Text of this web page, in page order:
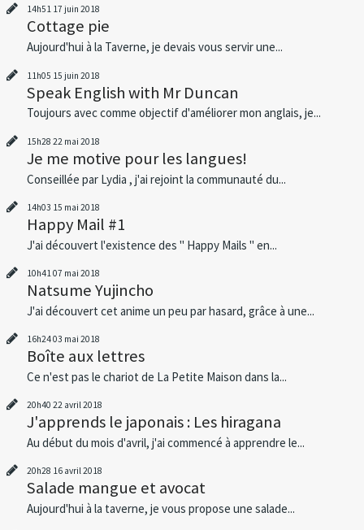
14h51 17 juin 2018
Cottage pie
Aujourd'hui à la Taverne, je devais vous servir une...
11h05 15 juin 2018
Speak English with Mr Duncan
Toujours avec comme objectif d'améliorer mon anglais, je...
15h28 22 mai 2018
Je me motive pour les langues!
Conseillée par Lydia , j'ai rejoint la communauté du...
14h03 15 mai 2018
Happy Mail #1
J'ai découvert l'existence des " Happy Mails " en...
10h4107 mai 2018
Natsume Yujincho
J'ai découvert cet anime un peu par hasard, grâce à une...
16h2403 mai 2018
Boîte aux lettres
Ce n'est pas le chariot de La Petite Maison dans la...
20h40 22 avril 2018
J'apprends le japonais : Les hiragana
Au début du mois d'avril, j'ai commencé à apprendre le...
20h28 16 avril 2018
Salade mangue et avocat
Aujourd'hui à la taverne, je vous propose une salade...